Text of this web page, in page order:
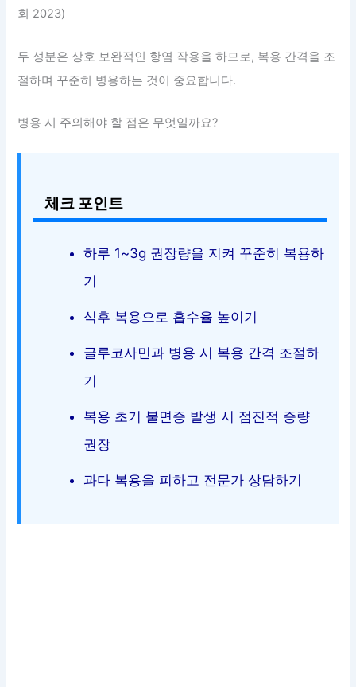
회 2023)
두 성분은 상호 보완적인 항염 작용을 하므로, 복용 간격을 조
절하며 꾸준히 병용하는 것이 중요합니다.
병용 시 주의해야 할 점은 무엇일까요?
체크 포인트
하루 1~3g 권장량을 지켜 꾸준히 복용하
기
식후 복용으로 흡수율 높이기
글루코사민과 병용 시 복용 간격 조절하
기
복용 초기 불면증 발생 시 점진적 증량
권장
과다 복용을 피하고 전문가 상담하기